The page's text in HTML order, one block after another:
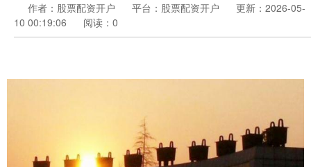
作者：股票配资开户 平台：股票配资开户
更新：2026-05-
10 00:19:06
阅读： 0